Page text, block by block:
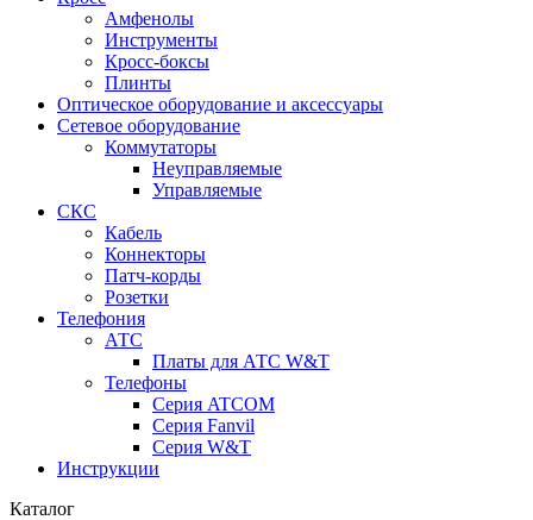
Амфенолы
Инструменты
Кросс-боксы
Плинты
Оптическое оборудование и аксессуары
Сетевое оборудование
Коммутаторы
Неуправляемые
Управляемые
СКС
Кабель
Коннекторы
Патч-корды
Розетки
Телефония
АТС
Платы для АТС W&T
Телефоны
Серия ATCOM
Серия Fanvil
Серия W&T
Инструкции
Каталог